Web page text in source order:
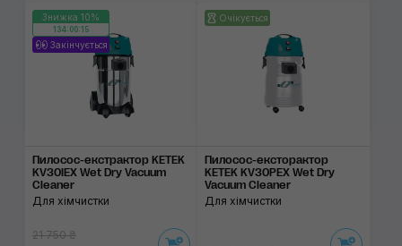
Знижка 10%
134:00:15
Закінчується
Пилосос-екстрактор KETEK
KV30IEX Wet Dry Vacuum
Cleaner
Для хімчистки
21 750 ₴
Очікується
Пилосос-ексторактор
KETEK KV30PEX Wet Dry
Vacuum Cleaner
Для хімчистки